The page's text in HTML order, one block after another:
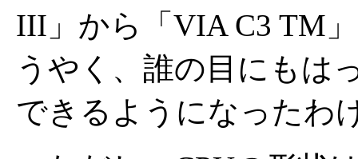
III」から「VIA C3 TM
うやく、誰の目にもは
できるようになったわ